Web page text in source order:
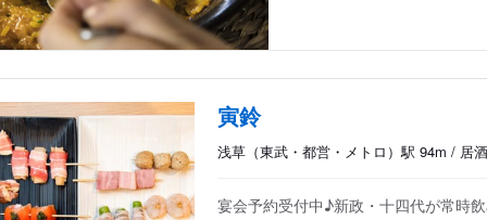
寅鈴
浅草（東武・都営・メトロ）駅 94m / 居
宴会予約受付中♪新政・十四代が常時